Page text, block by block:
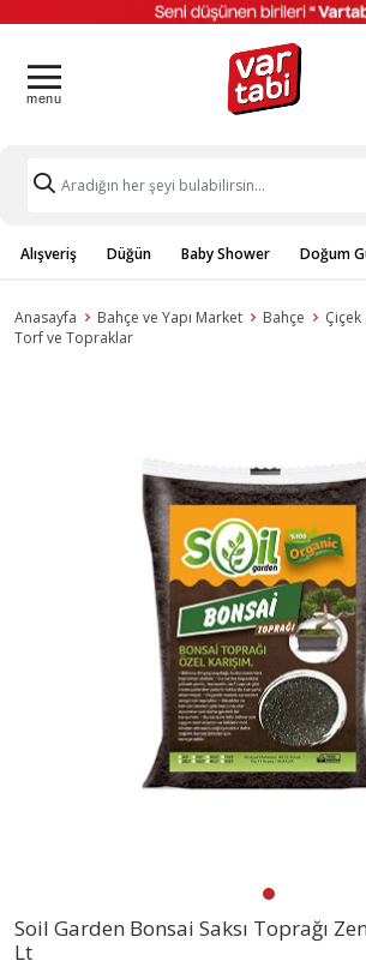
Alışveriş Düğün Baby Shower Doğum
Anasayfa Bahçe ve Yapı Market Bahçe
Torf ve Topraklar
Soil Garden Bonsai Saksı Toprağı
Lt